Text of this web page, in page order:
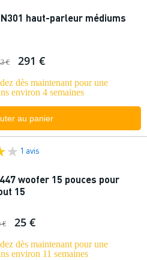
haut-parleur médiums
€ 291 €
dès maintenant pour une
environ 4 semaines
au panier
1 avis
woofer 15 pouces pour
15
€ 25 €
dès maintenant pour une
environ 11 semaines